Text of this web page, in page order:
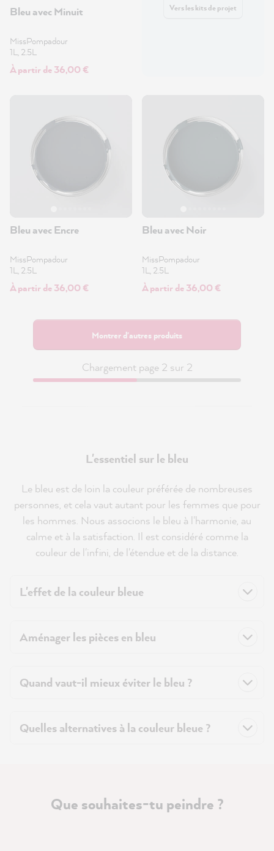
Bleu avec Minuit
MissPompadour
1L, 2.5L
À partir de 36,00 €
Vers les kits de projet
Bleu avec Encre
MissPompadour
1L, 2.5L
À partir de 36,00 €
Bleu avec Noir
MissPompadour
1L, 2.5L
À partir de 36,00 €
Montrer d'autres produits
Chargement page 2 sur 2
L'essentiel sur le bleu
Le bleu est de loin la couleur préférée de nombreuses
personnes, et cela vaut autant pour les femmes que pour
les hommes. Nous associons le bleu à l'harmonie, au
calme et à la satisfaction. Il est considéré comme la
couleur de l'infini, de l'étendue et de la distance.
L'effet de la couleur bleue
Aménager les pièces en bleu
Quand vaut-il mieux éviter le bleu ?
Quelles alternatives à la couleur bleue ?
Que souhaites-tu peindre ?